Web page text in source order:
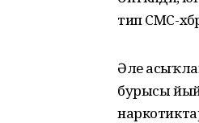
тип СМС-хәбәр
Әле
бурысы